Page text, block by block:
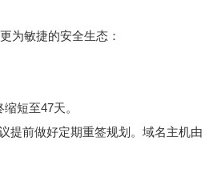
为敏捷的安全生态：
短至47天。
提前做好定期重签规划。域名主机由